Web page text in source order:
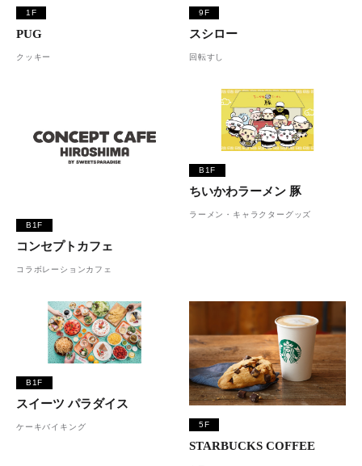
1F
PUG
クッキー
9F
スシロー
回転すし
B1F
コンセプトカフェ
コラボレーションカフェ
B1F
ちいかわラーメン 豚
ラーメン・キャラクターグッズ
B1F
スイーツ パラダイス
ケーキバイキング 5F
STARBUCKS COFFEE